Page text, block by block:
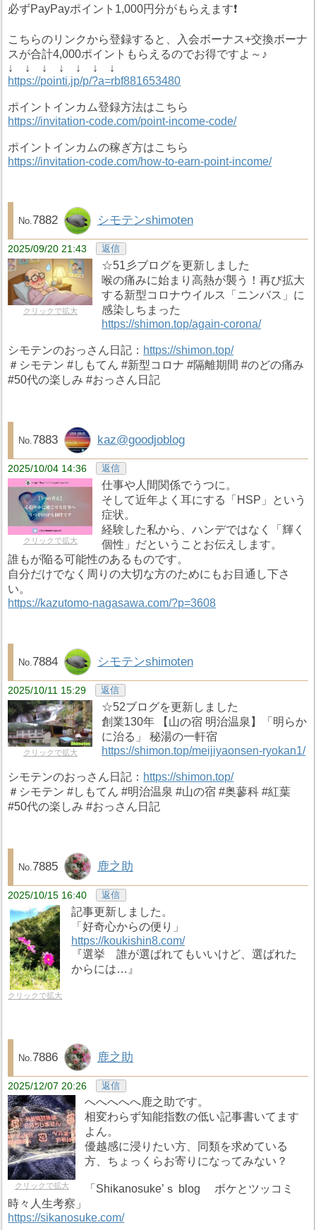
必ずPayPayポイント1,000円分がもらえます❗️
こちらのリンクから登録すると、入会ボーナス+交換ボーナ
スが合計4,000ポイントもらえるのでお得ですよ～♪
↓ ↓ ↓ ↓ ↓ ↓ ↓
https://pointi.jp/p/?a=rbf881653480
ポイントインカム登録方法はこちら
https://invitation-code.com/point-income-code/
ポイントインカムの稼ぎ方はこちら
https://invitation-code.com/how-to-earn-point-income/
7882 シモテンshimoten
2025/09/20 21:43 返信
クリックで拡大
☆51彡ブログを更新しました
喉の痛みに始まり高熱が襲う！再び拡大
する新型コロナウイルス「ニンバス」に
感染しちまった
https://shimon.top/again-corona/
シモテンのおっさん日記： https://shimon.top/
＃シモテン #しもてん #新型コロナ #隔離期間 #のどの痛み
#50代の楽しみ #おっさん日記
7883 kaz@goodjoblog
2025/10/04 14:36 返信
クリックで拡大
仕事や人間関係でうつに。
そして近年よく耳にする「HSP」という
症状。
経験した私から、ハンデではなく「輝く
個性」だということお伝えします。
誰もが陥る可能性のあるものです。
自分だけでなく周りの大切な方のためにもお目通し下さ
い。
https://kazutomo-nagasawa.com/?p=3608
7884 シモテンshimoten
2025/10/11 15:29 返信
クリックで拡大
☆52ブログを更新しました
創業130年 【山の宿 明治温泉】「明らか
に治る」 秘湯の一軒宿
https://shimon.top/meijiyaonsen-ryokan1/
シモテンのおっさん日記： https://shimon.top/
＃シモテン #しもてん #明治温泉 #山の宿 #奥蓼科 #紅葉
#50代の楽しみ #おっさん日記
7885 鹿之助
2025/10/15 16:40 返信
クリックで拡大
記事更新しました。
「好奇心からの便り」
https://koukishin8.com/
『選挙 誰が選ばれてもいいけど、選ばれた
からには…』
7886 鹿之助
2025/12/07 20:26 返信
クリックで拡大
へへへへへ鹿之助です。
相変わらず知能指数の低い記事書いてます
よん。
優越感に浸りたい方、同類を求めている
方、ちょっくらお寄りになってみない？
「Shikanosuke’ｓ blog ボケとツッコミ
時々人生考察」
https://sikanosuke.com/